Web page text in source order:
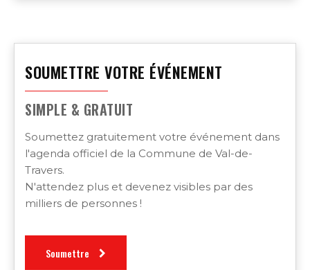
SOUMETTRE VOTRE ÉVÉNEMENT
SIMPLE & GRATUIT
Soumettez gratuitement votre événement dans
l'agenda officiel de la Commune de Val-de-
Travers.
N'attendez plus et devenez visibles par des
milliers de personnes !
Soumettre